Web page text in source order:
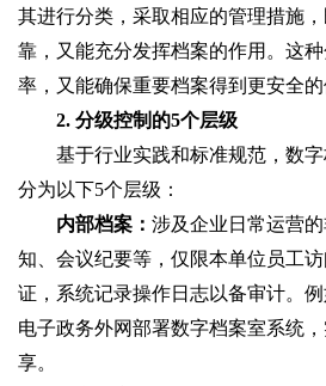
其进行分类，采取相应的管理措施
靠，又能充分发挥档案的作用。这
率，又能确保重要档案得到更安全的
2. 分级控制的5个层级
基于行业实践和标准规范，数
分为以下5个层级：
内部档案‌： 涉及企业日常运营
知、会议纪要等，仅限本单位员工
证，系统记录操作日志以备审计。
电子政务外网部署数字档案室系统
享。